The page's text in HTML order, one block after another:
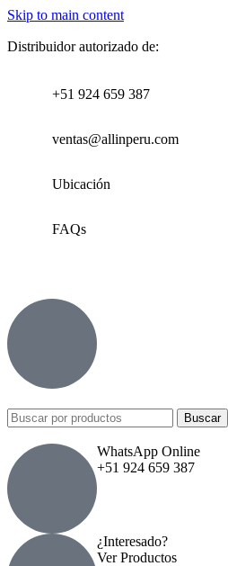
Skip to main content
Distribuidor autorizado de:
+51 924 659 387
ventas@allinperu.com
Ubicación
FAQs
Buscar
WhatsApp Online
+51 924 659 387
¿Interesado?
Ver Productos